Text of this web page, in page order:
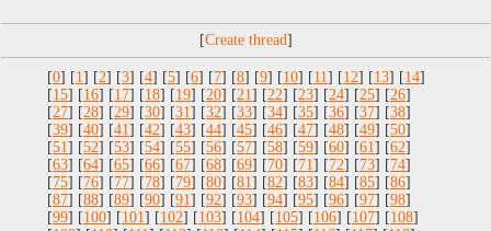
[ ]
[0] [1 ] [2] [3] [4] [5] [6] [7] [8] [9] [10] [11 ] [12] [13] [14]
[15] [16] [17] [18] [19] [20] [21 ] [22] [23] [24] [25] [26]
[27] [28] [29] [30] [31 ] [32] [33] [34] [35] [36] [37] [38]
[39] [40] [41 ] [42] [43] [44] [45] [46] [47] [48] [49] [50]
[51 ] [52] [53] [54] [55] [56] [57] [58] [59] [60] [61 ] [62]
[63] [64] [65] [66] [67] [68] [69] [70] [71 ] [72] [73] [74]
[75] [76] [77] [78] [79] [80] [81 ] [82] [83] [84] [85] [86]
[87] [88] [89] [90] [91 ] [92] [93] [94] [95] [96] [97] [98]
[99] [100] [101 ] [102] [103] [104] [105] [106] [107] [108]